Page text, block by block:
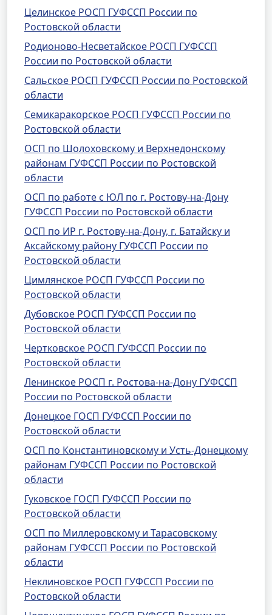
Целинское РОСП ГУФССП России по
Ростовской области
Родионово-Несветайское РОСП ГУФССП
России по Ростовской области
Сальское РОСП ГУФССП России по Ростовской
области
Семикаракорское РОСП ГУФССП России по
Ростовской области
ОСП по Шолоховскому и Верхнедонскому
районам ГУФССП России по Ростовской
области
ОСП по работе с ЮЛ по г. Ростову-на-Дону
ГУФССП России по Ростовской области
ОСП по ИР г. Ростову-на-Дону, г. Батайску и
Аксайскому району ГУФССП России по
Ростовской области
Цимлянское РОСП ГУФССП России по
Ростовской области
Дубовское РОСП ГУФССП России по
Ростовской области
Чертковское РОСП ГУФССП России по
Ростовской области
Ленинское РОСП г. Ростова-на-Дону ГУФССП
России по Ростовской области
Донецкое ГОСП ГУФССП России по
Ростовской области
ОСП по Константиновскому и Усть-Донецкому
районам ГУФССП России по Ростовской
области
Гуковское ГОСП ГУФССП России по
Ростовской области
ОСП по Миллеровскому и Тарасовскому
районам ГУФССП России по Ростовской
области
Неклиновское РОСП ГУФССП России по
Ростовской области